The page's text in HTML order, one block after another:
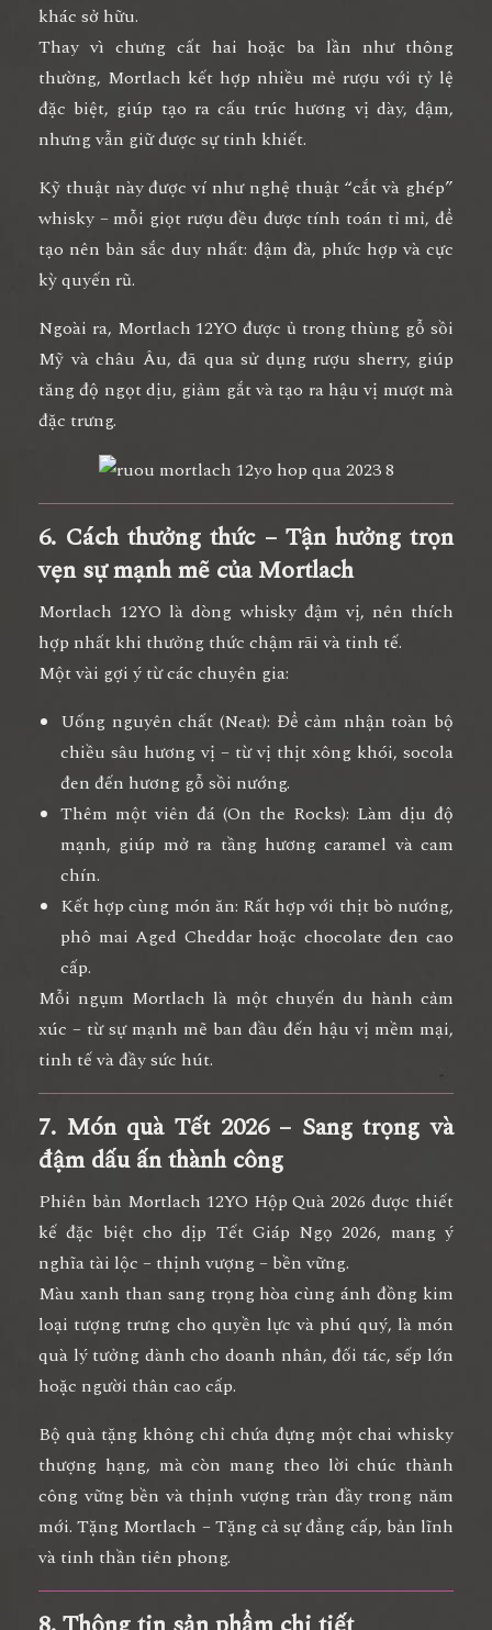
khác sở hữu.
Thay vì chưng cất hai hoặc ba lần như thông
thường, Mortlach kết hợp nhiều mẻ rượu với tỷ lệ
đặc biệt, giúp tạo ra cấu trúc hương vị dày, đậm,
nhưng vẫn giữ được sự tinh khiết.
Kỹ thuật này được ví như nghệ thuật “cắt và ghép”
whisky – mỗi giọt rượu đều được tính toán tỉ mỉ, để
tạo nên bản sắc duy nhất: đậm đà, phức hợp và cực
kỳ quyến rũ.
Ngoài ra, Mortlach 12YO được ủ trong thùng gỗ sồi
Mỹ và châu Âu, đã qua sử dụng rượu sherry, giúp
tăng độ ngọt dịu, giảm gắt và tạo ra hậu vị mượt mà
đặc trưng.
6. Cách thưởng thức – Tận hưởng trọn
vẹn sự mạnh mẽ của Mortlach
Mortlach 12YO là dòng whisky đậm vị, nên thích
hợp nhất khi thưởng thức chậm rãi và tinh tế.
Một vài gợi ý từ các chuyên gia:
Uống nguyên chất (Neat): Để cảm nhận toàn bộ
chiều sâu hương vị – từ vị thịt xông khói, socola
đen đến hương gỗ sồi nướng.
Thêm một viên đá (On the Rocks): Làm dịu độ
mạnh, giúp mở ra tầng hương caramel và cam
chín.
Kết hợp cùng món ăn: Rất hợp với thịt bò nướng,
phô mai Aged Cheddar hoặc chocolate đen cao
cấp.
Mỗi ngụm Mortlach là một chuyến du hành cảm
xúc – từ sự mạnh mẽ ban đầu đến hậu vị mềm mại,
tinh tế và đầy sức hút.
7. Món quà Tết 2026 – Sang trọng và
đậm dấu ấn thành công
Phiên bản Mortlach 12YO Hộp Quà 2026 được thiết
kế đặc biệt cho dịp Tết Giáp Ngọ 2026, mang ý
nghĩa tài lộc – thịnh vượng – bền vững.
Màu xanh than sang trọng hòa cùng ánh đồng kim
loại tượng trưng cho quyền lực và phú quý, là món
quà lý tưởng dành cho doanh nhân, đối tác, sếp lớn
hoặc người thân cao cấp.
Bộ quà tặng không chỉ chứa đựng một chai whisky
thượng hạng, mà còn mang theo lời chúc thành
công vững bền và thịnh vượng tràn đầy trong năm
mới.Tặng Mortlach – Tặng cả sự đẳng cấp, bản lĩnh
và tinh thần tiên phong.